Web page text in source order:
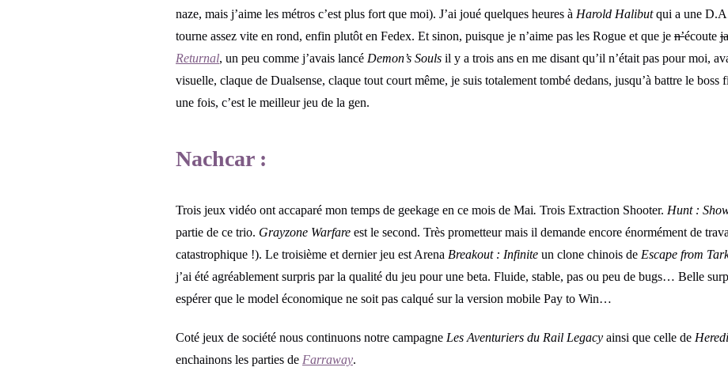
naze, mais j’aime les métros c’est plus fort que moi). J’ai joué quelques heures à Harold Halibutqui a une
tourne assez vite en rond, enfin plutôt en Fedex. Et sinon, puisque je n’aime pas les Rogue et que je n’écoute
Returnal, un peu comme j’avais lancé Demon’s Souls il y a trois ans en me disant qu’il n’était pas pour moi,
visuelle, claque de Dualsense, claque tout court même, je suis totalement tombé dedans, jusqu’à battre le
une fois, c’est le meilleur jeu de la gen.
Nachcar :
Trois jeux vidéo ont accaparé mon temps de geekage en ce mois de Mai. Trois Extraction Shooter. Hunt :
partie de ce trio. Grayzone Warfare est le second. Très prometteur mais il demande encore énormément de
catastrophique !). Le troisième et dernier jeu est Arena Breakout : Infinite un clone chinois de Escape from
j’ai été agréablement surpris par la qualité du jeu pour une beta. Fluide, stable, pas ou peu de bugs… Belle
espérer que le model économique ne soit pas calqué sur la version mobile Pay to Win…
Coté jeux de société nous continuons notre campagne Les Aventuriers du Rail Legacy ainsi que celle de
enchainons les parties de Farraway.